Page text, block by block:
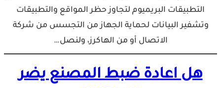
التطبيقات البريميوم لتجاوز حظر المواقع والتطبيقات
وتشفير البيانات لحماية الجهاز من التجسس من شركة
الاتصال أو من الهاكرز، ولنصل…
هل اعادة ضبط المصنع يضر